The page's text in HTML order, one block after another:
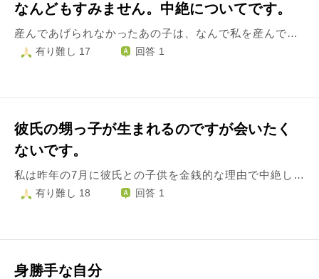
なんどもすみません。中絶についてです。
産んであげられなかったあの子は、なんで私を産んでくれなかったの？と、私を恨んでいるでしょうか…
有り難し 17 回答 1
彼氏の甥っ子が生まれるのですが会いたく
ないです。
私は昨年の7月に彼氏との子供を金銭的な理由で中絶しました。 そのことについては私が学生だったこともあり、後悔は今でもしていますが仕方のなかったことなんだと言い聞かせています。 今日彼氏のお姉さんの子供が生まれるらしく、彼氏に｢今度実家に甥っ子に会いに行くけど一緒にくる？｣と言われました。 彼氏はもう私が中絶したことも忘れてるかのような態度です。 正直私の子供が生まれる予定だったのが2月だったので、もし私の子供が生まれていたらお姉さんの子供と2ヶ月しか変わりません。 そんな年齢の近い子供を、しかも彼氏のお姉さんの子供を見ると考えただけでも辛いです。 お子さんが生まれることはとても素晴らしいことなのに、こんな暗い気持ちで祝福もできない自分にも嫌気がさします。 会いに行くのを断ろうと考えていますが、こんな私の醜い心をお姉さんの子供の祝福をできるような綺麗な心にする方法を教えてください。 よろしくお願いします。
有り難し 18 回答 1
身勝手な自分